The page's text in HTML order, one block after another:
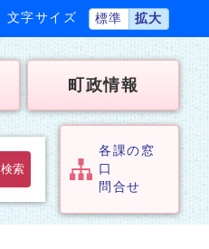
文字サイズ 標準 拡大
町政情報
検索
各課の窓
口
問合せ